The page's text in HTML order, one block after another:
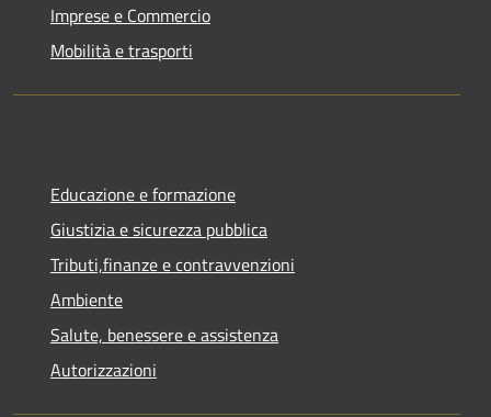
Imprese e Commercio
Mobilità e trasporti
Educazione e formazione
Giustizia e sicurezza pubblica
Tributi,finanze e contravvenzioni
Ambiente
Salute, benessere e assistenza
Autorizzazioni